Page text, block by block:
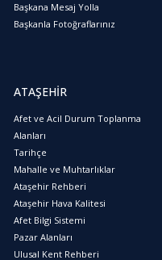
Başkana Mesaj Yolla
Başkanla Fotoğraflarınız
ATAŞEHİR
Afet ve Acil Durum Toplanma
Alanları
Tarihçe
Mahalle ve Muhtarlıklar
Ataşehir Rehberi
Ataşehir Hava Kalitesi
Afet Bilgi Sistemi
Pazar Alanları
Ulusal Kent Rehberi